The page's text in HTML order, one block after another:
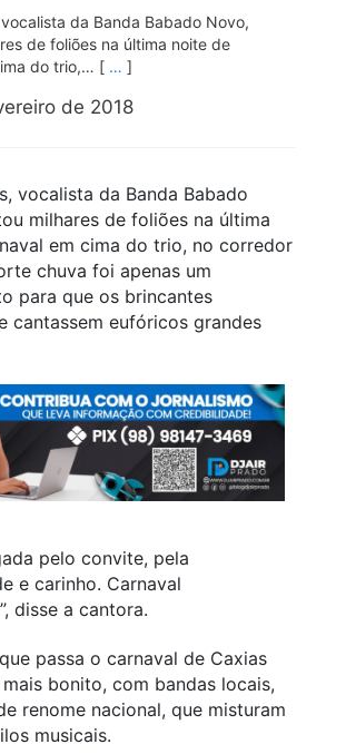
da Banda Babado Novo,
de foliões na última noite de
do trio,… [ … ]
de 2018
vocalista da Banda Babado
milhares de foliões na última
em cima do trio, no corredor
chuva foi apenas um
para que os brincantes
cantassem eufóricos grandes
pelo convite, pela
e carinho. Carnaval
, disse a cantora.
passa o carnaval de Caxias
bonito, com bandas locais,
renome nacional, que misturam
musicais.